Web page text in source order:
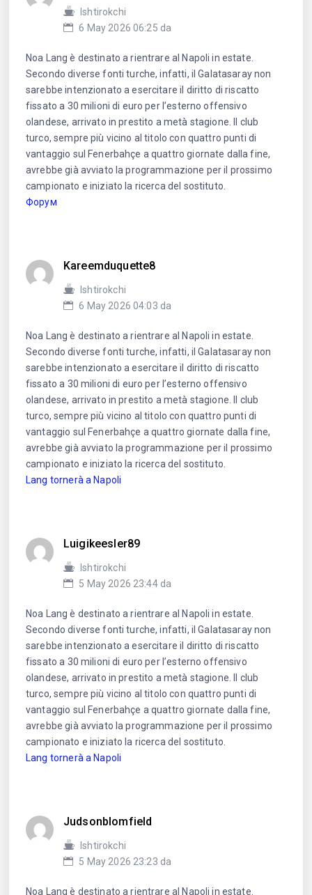
Ishtirokchi
6 May 2026 06:25 da
Noa Lang è destinato a rientrare al Napoli in estate.
Secondo diverse fonti turche, infatti, il Galatasaray non
sarebbe intenzionato a esercitare il diritto di riscatto
fissato a 30 milioni di euro per l’esterno offensivo
olandese, arrivato in prestito a metà stagione. Il club
turco, sempre più vicino al titolo con quattro punti di
vantaggio sul Fenerbahçe a quattro giornate dalla fine,
avrebbe già avviato la programmazione per il prossimo
campionato e iniziato la ricerca del sostituto.
Форум
Kareemduquette8
Ishtirokchi
6 May 2026 04:03 da
Noa Lang è destinato a rientrare al Napoli in estate.
Secondo diverse fonti turche, infatti, il Galatasaray non
sarebbe intenzionato a esercitare il diritto di riscatto
fissato a 30 milioni di euro per l’esterno offensivo
olandese, arrivato in prestito a metà stagione. Il club
turco, sempre più vicino al titolo con quattro punti di
vantaggio sul Fenerbahçe a quattro giornate dalla fine,
avrebbe già avviato la programmazione per il prossimo
campionato e iniziato la ricerca del sostituto.
Lang tornerà a Napoli
Luigikeesler89
Ishtirokchi
5 May 2026 23:44 da
Noa Lang è destinato a rientrare al Napoli in estate.
Secondo diverse fonti turche, infatti, il Galatasaray non
sarebbe intenzionato a esercitare il diritto di riscatto
fissato a 30 milioni di euro per l’esterno offensivo
olandese, arrivato in prestito a metà stagione. Il club
turco, sempre più vicino al titolo con quattro punti di
vantaggio sul Fenerbahçe a quattro giornate dalla fine,
avrebbe già avviato la programmazione per il prossimo
campionato e iniziato la ricerca del sostituto.
Lang tornerà a Napoli
Judsonblomfield
Ishtirokchi
5 May 2026 23:23 da
Noa Lang è destinato a rientrare al Napoli in estate.